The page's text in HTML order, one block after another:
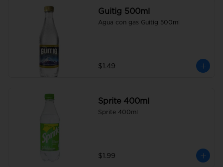
Guitig 500ml
Agua con gas Guitig 500ml
$1.49
Sprite 400ml
Sprite 400ml
$1.99